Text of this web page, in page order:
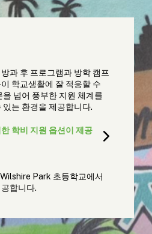
과 후 프로그램과 방학 캠프
학교생활에 잘 적응할 수
을 넘어 풍부한 지원 체계를
있는 환경을 제공합니다.
학비 지원 옵션이 제공
Park 초등학교에서
합니다.